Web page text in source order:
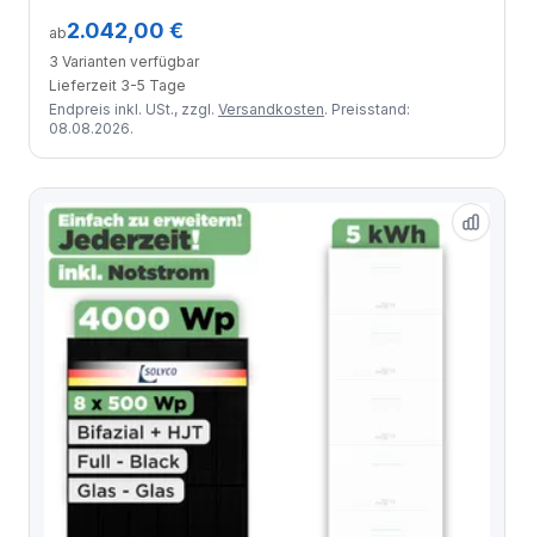
ab2.042,00 €
3 Varianten verfügbar
Lieferzeit 3-5 Tage
Endpreis inkl. USt., zzgl. Versandkosten. Preisstand:
08.08.2026.